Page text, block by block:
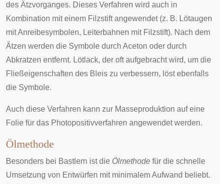
des Ätzvorganges. Dieses Verfahren wird auch in
Kombination mit einem Filzstift angewendet (z. B. Lötaugen
mit Anreibesymbolen, Leiterbahnen mit Filzstift). Nach dem
Ätzen werden die Symbole durch Aceton oder durch
Abkratzen entfernt. Lötlack, der oft aufgebracht wird, um die
Fließeigenschaften des Bleis zu verbessern, löst ebenfalls
die Symbole.
Auch diese Verfahren kann zur Masseproduktion auf eine
Folie für das Photopositivverfahren angewendet werden.
Ölmethode
Besonders bei Bastlern ist die Ölmethode für die schnelle
Umsetzung von Entwürfen mit minimalem Aufwand beliebt.